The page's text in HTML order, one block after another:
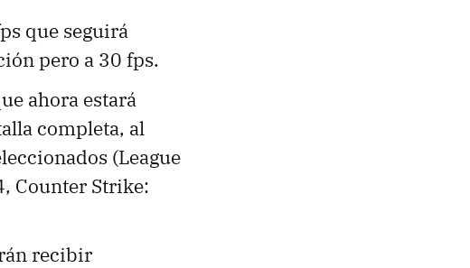
que seguirá
pero a 30 fps.
ahora estará
completa, al
(League
Counter Strike:
recibir